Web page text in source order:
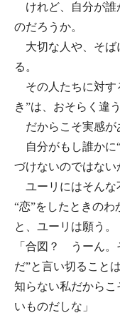
けれど、自分が誰
のだろうか。
大切な人や、そば
る。
その人たちに対す
き”は、おそらく違
だからこそ実感が
自分がもし誰かに
づけないのではな
ユーリにはそんな
“恋”をしたときの
と、ユーリは願う。
「合図？ うーん。
だ”と言い切ること
知らない私だから
いものだしな」